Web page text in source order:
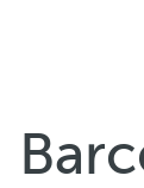
Añadir a